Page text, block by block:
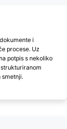
i
procese. Uz
potpis s nekoliko